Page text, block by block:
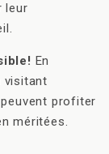
leur
En
visitant
profiter
méritées.